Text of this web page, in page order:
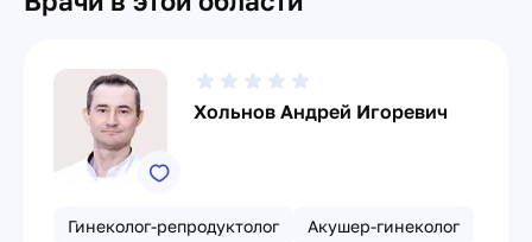
Хольнов Андрей Игоревич
Гинеколог-репродуктолог Акушер-гинеколог